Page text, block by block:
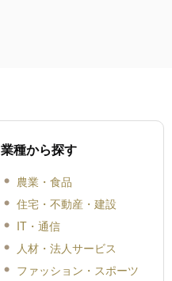
業種から探す
農業・食品
住宅・不動産・建設
IT・通信
人材・法人サービス
ファッション・スポーツ